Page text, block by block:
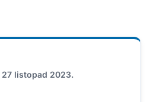
27 listopad 2023.